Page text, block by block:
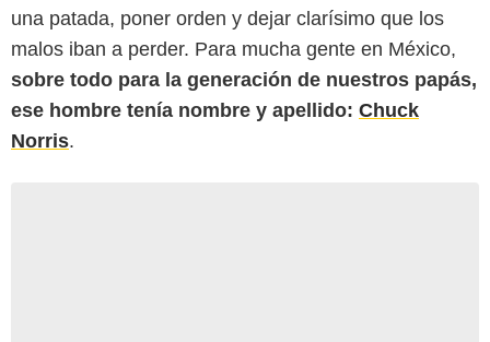
una patada, poner orden y dejar clarísimo que los
malos iban a perder. Para mucha gente en México,
sobre todo para la generación de nuestros papás,
ese hombre tenía nombre y apellido: Chuck
Norris.